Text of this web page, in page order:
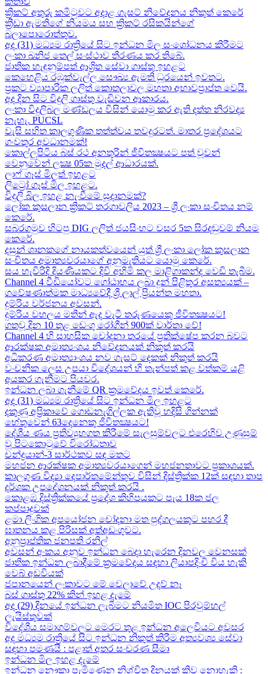
ක්‍රිකට් අතුරු කමිටුවට අදාළ ගැසට් නිවේදනය නිකුත් කෙරේ
ක්‍රීඩා ඇමතිගේ නියමය​ සහ ක්‍රිකට් රසිකයින්ගේ
බලාපොරොත්තුව.
අද (31) මධ්‍යම රාත්‍රියේ සිට ඉන්ධන මිල සංශෝධනය කිරීමට
ලංකා ඛනිජ තෙල් සංස්ථාව තීරණය කර තිබේ.
ජාතික හැඳුනුම්පත් ආශ්‍රිත සේවා ගාස්තු ඉහළට
කෙහෙළිය රඹුක්වැල්ල සෞඛ්‍ය ඇමති ධූරයෙන් ඉවතට​.
ප්‍රකට ව්‍යාපාරික ලලිත් කොතලාවල මහතා අභාවප්‍රාප්ත වෙයි.
අද දින​ සිට විදුලි ගාස්තු වැඩිවන ආකාරය​.
ලංකා විදුලිබල මණ්ඩලය විසින් යොමු කර ඇති දත්ත නිරවද්‍ය
නැහැ. PUCSL
වැසි සහිත කාලගුණික තත්ත්වය තවදුරටත්. මාතර ප්‍රදේශයට
ගංවතුර අවධානමක්!
කොල්ලුපිටිය බස් රථ අනතුරින් ජීවිතක්‍ෂයට පත් වූවන්
වෙනුවෙන් ලක්‍ෂ 05ක​ මුදල් ආධාරයක්​.
ලාෆ් ගෑස් මිලත් ඉහළට​
ලිට්‍රෝ ගෑස් මිල​ ඉහළට​.
විදුලි බිල ඉහළ නැංවීමේ සූදානමක්?
ලෝක කුසලාන ක්‍රිකට් තරගාවලිය 2023 – ශ්‍රී ලංකා සංචිතය නම්
කෙරේ​.
සබරගමුව හිටපු DIG ලලිත් ජයසිංහට වසර 5ක සිරදඬුවම් නියම
කෙරේ.
දසුන් ශානකගේ නායකත්වයෙන් යුත් ශ්‍රී ලංකා ලෝක කුසලාන
සංචිතය අමාත්‍යවරයාගේ අනුමැතියට​ යොමු කෙරේ.
සය හැවිරිදි දියණියකට දිවි අහිමි කල මාළිගාකන්ද වෙඩි තැබීම​.
Channel 4 වීඩියෝවට ගෝඨාභය ලබා දුන් පිළිතුර අසත්‍යයක් –
ගවේෂණාත්මක මාධ්‍යවේදී ශ්‍රී ලාල් ප්‍රියන්ත මහතා.
දුම්රිය වර්ජනය අවසන්.
දුම්රිය වහලය මතින් ඇද​ වැටී තරුණයෙකු ජීවිතක්‍ෂයට​!
ගතවූ දින 10 තුළ ඩෙංගු රෝගීන් 900ක් වාර්තා වේ!
Channel 4 හි සාහසික චෝදනා තරයේ ප්‍රතික්ෂේප කරන බවට
ආරක්ෂක අමාත්‍යංශය නිවේදනයක් නිකුත් කරයි
අධිකරණ අමාත්‍යාංශය නව ගැසට් දෙකක් නිකුත් කරයි
වංචනික ලෙස උපයා විදේශයන් හි තැන්පත් කළ​ වත්කම් යළි
අයකර ගැනීමට පියවර​.
ඉන්ධන ලබා ගැනීමේ QR ක්‍රමවේදය ඉවත් කෙරේ.
අද (31) මධ්‍යම රාත්‍රියේ සිට ඉන්ධන මිල ඉහළට
දකුණු අප්‍රිකාවේ ගොඩනැගිල්ලක ඇතිවූ හදිසි ගින්නක්
හේතුවෙන් 63දෙනෙකු ජීවිතක්‍ෂයට​!
දේශීය​ ණය ප්‍රතිව්‍යුහගත කිරීමේ සැලසුම්වලට එරෙහිව උණුසුම්
වූ පිටකොටුවේ විරෝධතාව
චන්ද්‍රයාන්-3 සාර්ථකව සඳ මතට​
මහජන ආරක්ෂක අමාත්‍යවරයාගෙන් මහජනතාවට ප්‍රකාශයක්.
කාලගුණ විද්‍යා දෙපාර්තමේන්තුව විසින් දිස්ත්‍රික්ක 12ක් සඳහා තාප
දර්ශක උපදේශනයක් නිකුත් කරයි .
කොළඹ දිස්ත්‍රික්කයේ ප්‍රදේශ කිහිපයකට පැය 18ක ජල
කප්පාදුවක්
ළමා ලිංගික අපයෝජන චෝදනා මත පුද්ගලයකුට පහර දී
ඝාතනය කළ පිරිසක් අත්අඩංගුවට.
අනුප්‍රාප්තික ජනපති රනිල්
අවසන් අංකය අනුව ඉන්ධන බෙදා හැරෙන දිනවල වෙනසක්
ජාතික ඉන්ධන ලබාදීමේ ක්‍රමවේදය සඳහා ලියාපදිංචි විය හැකි
වෙබ් අඩවියක්
ජපානයෙන් ලංකාවට මේ වෙලාවේ උදව් නෑ
බස් ගාස්තු 22% කින් ඉහළ දැමේ
අද (29) දිනයේ ඉන්ධන ලැබීමට නියමිත IOC පිරවුම්හල්
ලැයිස්තුවක්
විදේශීය සමාගම්වලට මෙරට තුළ ඉන්ධන අලෙවියට අවසර
අද මධ්‍යම රාත්‍රියේ සිට ඉන්ධන නිකුත් කිරීම අත්‍යවශ්‍ය සේවා
සඳහා පමණයි : පළාත් අතර සංචරණ සීමා
ඉන්ධන මිල ඉහළ දැමේ
ඉන්ධන නෞකා පැමිණෙන නිශ්චිත දිනයක් කිව නොහැකි :